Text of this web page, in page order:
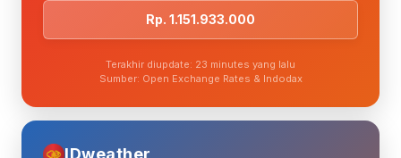
Rp. 1.151.933.000
Terakhir diupdate: 23 minutes yang lalu
Sumber: Open Exchange Rates & Indodax